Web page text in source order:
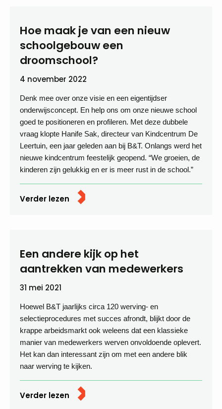
Hoe maak je van een nieuw
schoolgebouw een
droomschool?
4 november 2022
Denk mee over onze visie en een eigentijdser
onderwijsconcept. En help ons om onze nieuwe school
goed te positioneren en profileren. Met deze dubbele
vraag klopte Hanife Sak, directeur van Kindcentrum De
Leertuin, een jaar geleden aan bij B&T. Onlangs werd het
nieuwe kindcentrum feestelijk geopend. “We groeien, de
kinderen zijn gelukkig en er is meer rust in de school.”
Verder lezen
Een andere kijk op het
aantrekken van medewerkers
31 mei 2021
Hoewel B&T jaarlijks circa 120 werving- en
selectieprocedures met succes afrondt, blijkt door de
krappe arbeidsmarkt ook weleens dat een klassieke
manier van medewerkers werven onvoldoende oplevert.
Het kan dan interessant zijn om met een andere blik
naar werving te kijken.
Verder lezen